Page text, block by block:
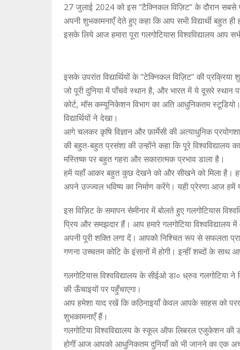
27 जुलाई 2024 को इस “टैक्निकल विज़िट” के दौरान सबसे
अपनी शुभकामनाएँ देते हुए कहा कि आप सभी विद्यार्थी
इसके लिये आज हमारा पूरा गलगोटियास विश्वविद्यालय
इसके उपरांत विद्यार्थियों के “टेक्निकल विज़िट” की प्रक्रिया
जो पूरी दुनिया में पाँचवे स्थान है, और भारत में ये दूसरे
कोर्ट, मॉस कम्यूनिकेशन विभाग का अति आधुनिकतम
विद्यार्थियों ने देखा।
आगे चलकर कृषि विज्ञान और फ़ार्मेसी की अत्याधुनिक
की बहुत-बहुत प्रसंशा की उन्होंने कहा कि पूरे
मस्तिष्क पर बहुत गहरा और सकारात्मक प्रभाव डाला है।
हमें यहाँ आकर बहुत कुछ देखने को और सीखने को मिला है। हमें
अपने उज्ज्वल भविष्य का निर्माण करेंगे। यही प्रेरणा आज हमें
इस विज़िट के समापन सेमीनार में बोलते हुए गलगोटियास
प्रिय और समझदार हैं। आप हमारे गलगोटिया
अपनी पूरी शक्ति लगा दें। आपको निश्चित रूप से सफलता
गणना उच्चतम कोटि के इंसानों में होगी। इन्हीं शब्दों के साथ
गलगोटियास विश्वविद्यालय के सीईओ डा० ध्रुव गलगोटिया
की ऊँचाइयों पर पहुँचाएगा।
आप हमेशा याद रखें कि कठिनाइयाँ केवल आपके साहस को
शुभकामनाएँ हैं।
गलगोटिया विश्वविद्यालय के स्कूल ऑफ लिबरल एजुकेशन की
होगीं आज आपको आधुनिकतम दुनियाँ को भी जानने का एक अच्छा